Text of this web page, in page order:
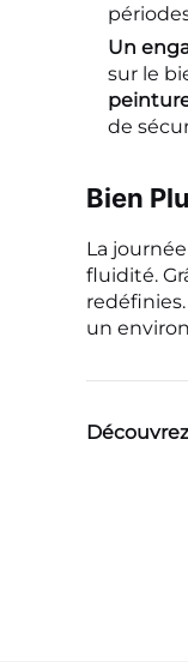
Un
sur le
de
Bien
La
fluidité.
un